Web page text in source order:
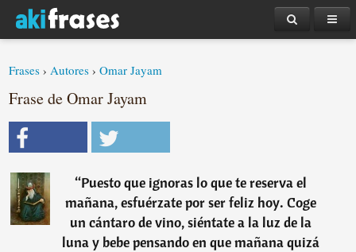
Frases ›Autores ›Omar Jayam
Frase de Omar Jayam
“Puesto que ignoras lo que te reserva el
mañana, esfuérzate por ser feliz hoy. Coge
un cántaro de vino, siéntate a la luz de la
luna y bebe pensando en que mañana quizá